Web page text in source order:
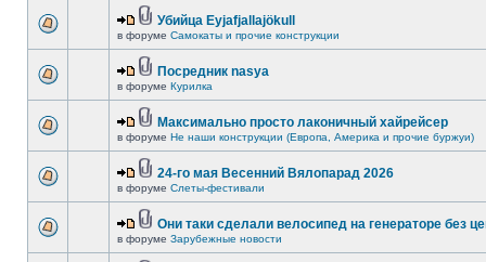
Убийца Eyjafjallajökull
в форуме Самокаты и прочие конструкции
Посредник nasya
в форуме Курилка
Максимально просто лаконичный хайрейсер
в форуме Не наши конструкции (Европа, Америка и прочие буржуи)
24-го мая Весенний Вялопарад 2026
в форуме Слеты-фестивали
Они таки сделали велосипед на генераторе без
в форуме Зарубежные новости